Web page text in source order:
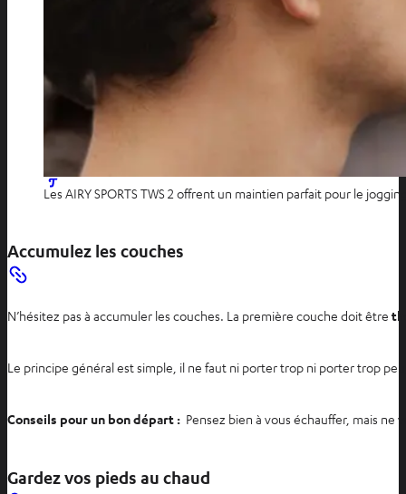
Les AIRY SPORTS TWS 2 offrent un maintien parfait pour le
Accumulez les couches
N’hésitez pas à accumuler les couches. La première couche doit être
Le principe général est simple, il ne faut ni porter trop ni porter trop
Conseils pour un bon départ : Pensez bien à vous échauffer, mais
Gardez vos pieds au chaud